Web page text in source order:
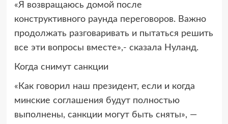
«Я возвращаюсь домой после
конструктивного раунда переговоров. Важно
продолжать разговаривать и пытаться решить
все эти вопросы вместе»,- сказала Нуланд.
Когда снимут санкции
«Как говорил наш президент, если и когда
минские соглашения будут полностью
выполнены, санкции могут быть сняты», —